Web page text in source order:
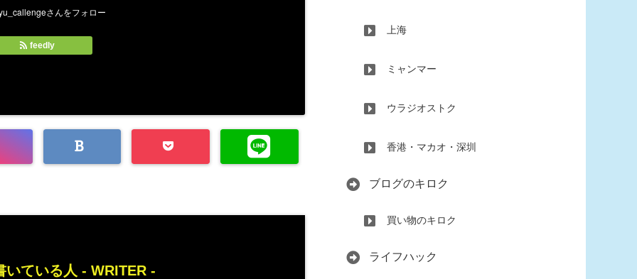
feedly
いている人 - WRITER -
上海
ミャンマー
ウラジオストク
香港・マカオ・深圳
ブログのキロク
買い物のキロク
ライフハック